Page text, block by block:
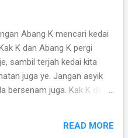
adalah bagi mendapatkan
Pasar terapung ini juga
dengan pembinaan chalet-
ikan dalam sangkar.
beli, terdapat juga
akan membawa
yang tidak sama
Abang K mencari kedai
K dan Abang K pergi
sambil terjah kedai kita
juga ye. Jangan asyik
bersenam juga. Kak K dan
Geting ke Kampung
READ MORE